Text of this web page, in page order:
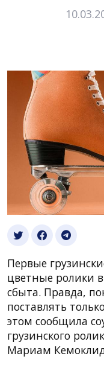
Первые
цветные ролики
сбыта. Правда,
поставлять
этом сообщила
грузинского
Мариам